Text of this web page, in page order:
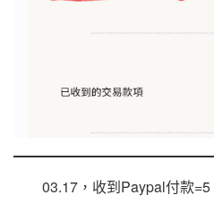
03.17，收到Paypal付款=5